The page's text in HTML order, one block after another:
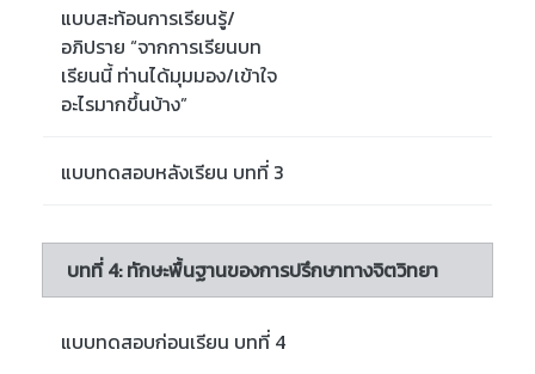
แบบสะท้อนการเรียนรู้/
อภิปราย “จากการเรียนบท
เรียนนี้ ท่านได้มุมมอง/เข้าใจ
อะไรมากขึ้นบ้าง”
แบบทดสอบหลังเรียน บทที่ 3
บทที่ 4: ทักษะพื้นฐานของการปรึกษาทางจิตวิทยา
แบบทดสอบก่อนเรียน บทที่ 4